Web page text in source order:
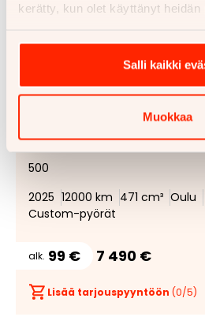
kerätty, kun olet käyttänyt heidän
Salli kaikki
Muokkaa
1/12
Honda Rebel
500
2025 12000 km 471 cm³ Oulu
Custom-pyörät
alk. 99 € 7 490 €
Lisää tarjouspyyntöön (0/5)